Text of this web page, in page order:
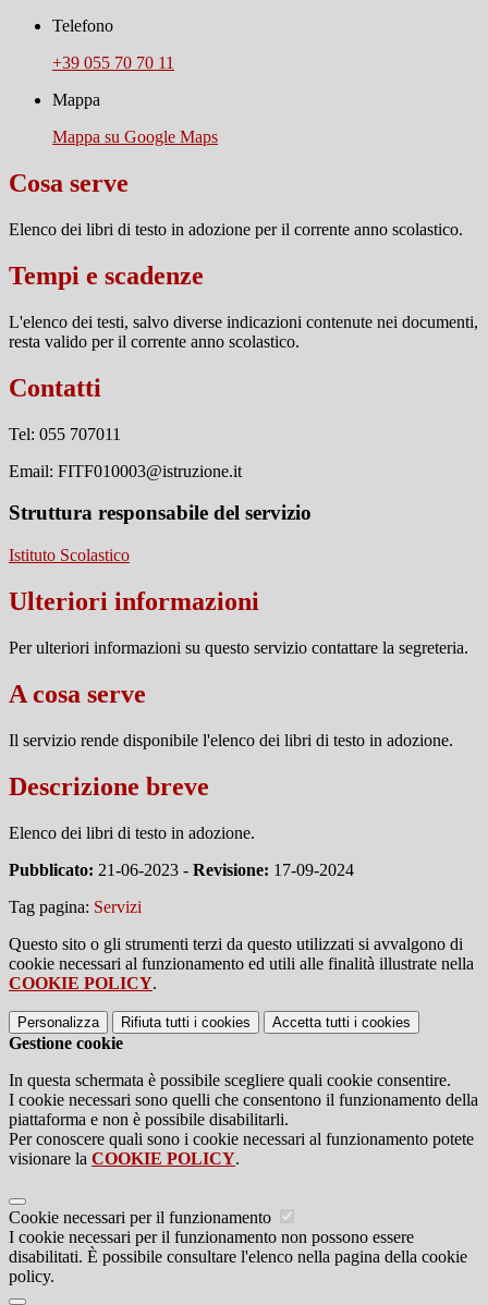
Telefono
+39 055 70 70 11
Mappa
Mappa su Google Maps
Cosa serve
Elenco dei libri di testo in adozione per il corrente anno scolastico.
Tempi e scadenze
L'elenco dei testi, salvo diverse indicazioni contenute nei documenti,
resta valido per il corrente anno scolastico.
Contatti
Tel: 055 707011
Email: FITF010003@istruzione.it
Struttura responsabile del servizio
Istituto Scolastico
Ulteriori informazioni
Per ulteriori informazioni su questo servizio contattare la segreteria.
A cosa serve
Il servizio rende disponibile l'elenco dei libri di testo in adozione.
Descrizione breve
Elenco dei libri di testo in adozione.
Pubblicato: 21-06-2023 - Revisione: 17-09-2024
Tag pagina: Servizi
Questo sito o gli strumenti terzi da questo utilizzati si avvalgono di
cookie necessari al funzionamento ed utili alle finalità illustrate nella
COOKIE POLICY.
Personalizza Rifiuta tutti i cookies Accetta tutti i cookies
Gestione cookie
In questa schermata è possibile scegliere quali cookie consentire.
I cookie necessari sono quelli che consentono il funzionamento della
piattaforma e non è possibile disabilitarli.
Per conoscere quali sono i cookie necessari al funzionamento potete
visionare la COOKIE POLICY.
Cookie necessari per il funzionamento
I cookie necessari per il funzionamento non possono essere
disabilitati. È possibile consultare l'elenco nella pagina della cookie
policy.